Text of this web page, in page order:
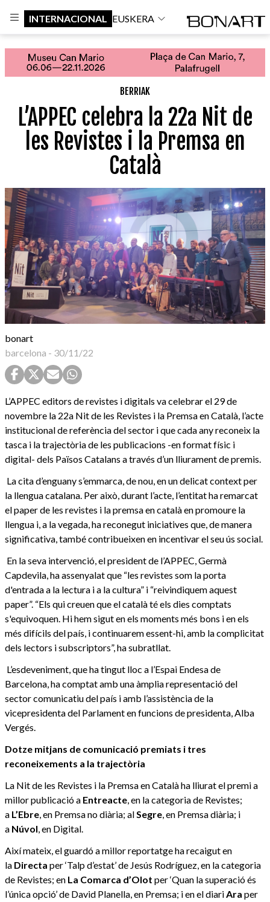
INTERNACIONAL EUSKERA
BERRIAK
L’APPEC celebra la 22a Nit de
les Revistes i la Premsa en
Català
bonart
barcelona - 30/11/22
L’APPEC editors de revistes i digitals va celebrar el 29 de
novembre la 22a Nit de les Revistes i la Premsa en Català, l’acte
institucional de referència del sector i que cada any reconeix la
tasca i la trajectòria de les publicacions -en format físic i
digital- dels Països Catalans a través d’un lliurament de premis.
La cita d’enguany s’emmarca, de nou, en un delicat context per
la llengua catalana. Per això, durant l’acte, l’entitat ha remarcat
el paper de les revistes i la premsa en català en promoure la
llengua i, a la vegada, ha reconegut iniciatives que, de manera
significativa, també contribueixen en incentivar el seu ús social.
En la seva intervenció, el president de l’APPEC, Germà
Capdevila, ha assenyalat que “les revistes som la porta
d'entrada a la lectura i a la cultura” i “reivindiquem aquest
paper”. “Els qui creuen que el català té els dies comptats
s'equivoquen. Hi hem sigut en els moments més bons i en els
més difícils del país, i continuarem essent-hi, amb la complicitat
dels lectors i subscriptors”, ha subratllat.
L’esdeveniment, que ha tingut lloc a l’Espai Endesa de
Barcelona, ha comptat amb una àmplia representació del
sector comunicatiu del país i amb l’assistència de la
vicepresidenta del Parlament en funcions de presidenta, Alba
Vergés.
Dotze mitjans de comunicació premiats i tres
reconeixements a la trajectòria
La Nit de les Revistes i la Premsa en Català ha lliurat el premi a
millor publicació a Entreacte, en la categoria de Revistes;
a L’Ebre, en Premsa no diària; alSegre, en Premsa diària; i
a Núvol, en Digital.
Així mateix, el guardó a millor reportatge ha recaigut en
la Directa per ‘Talp d’estat’ de Jesús Rodríguez, en la categoria
de Revistes; en La Comarca d’Olot per ‘Quan la superació és
l’única opció’ de David Planella, en Premsa; i en el diariAra per